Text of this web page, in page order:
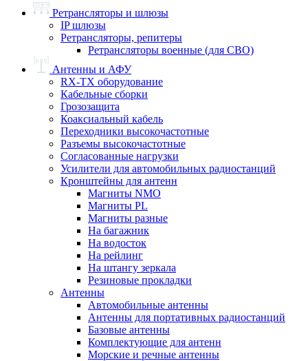
Ретрансляторы и шлюзы
IP шлюзы
Ретрансляторы, репитеры
Ретрансляторы военные (для СВО)
Антенны и АФУ
RX-TX оборудование
Кабельные сборки
Грозозащита
Коаксиальный кабель
Переходники высокочастотные
Разъемы высокочастотные
Согласованные нагрузки
Усилители для автомобильных радиостанций
Кронштейны для антенн
Магниты NMO
Магниты PL
Магниты разные
На багажник
На водосток
На рейлинг
На штангу зеркала
Резиновые прокладки
Антенны
Автомобильные антенны
Антенны для портативных радиостанций
Базовые антенны
Комплектующие для антенн
Морские и речные антенны